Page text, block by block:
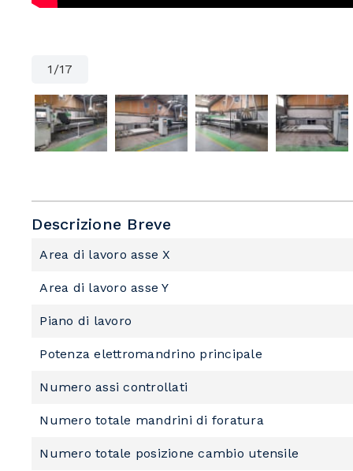
1 /17
Descrizione Breve
Area di lavoro asse X
Area di lavoro asse Y
Piano di lavoro
Potenza elettromandrino principale
Numero assi controllati
Numero totale mandrini di foratura
Numero totale posizione cambio utensile